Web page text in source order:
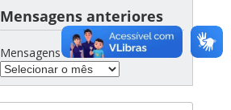
Mensagens anteriores
Mensagens anteriores